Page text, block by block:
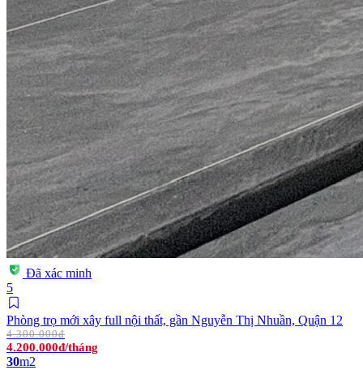
Đã xác minh
5
Phòng trọ mới xây full nội thất, gần Nguyễn Thị Nhuần, Quận 12
4.300.000đ
4.200.000đ/tháng
30m2